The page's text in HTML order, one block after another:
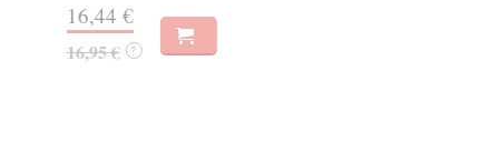
16,44 €
16,95 € ?